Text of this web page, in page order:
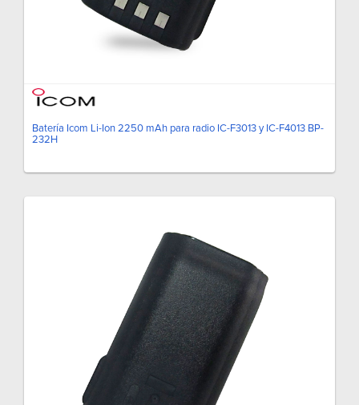
Batería Icom Li-Ion 2250 mAh para radio IC-F3013 y IC-F4013 BP-
232H